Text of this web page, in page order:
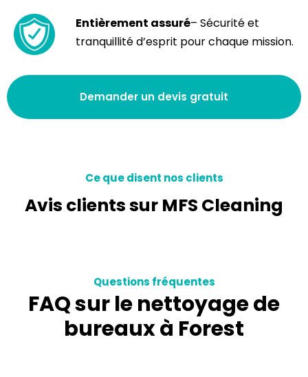
Entièrement assuré– Sécurité et
tranquillité d’esprit pour chaque mission.
Demander un devis gratuit
Ce que disent nos clients
Avis clients sur MFS Cleaning
Questions fréquentes
FAQ sur le nettoyage de
bureaux à Forest